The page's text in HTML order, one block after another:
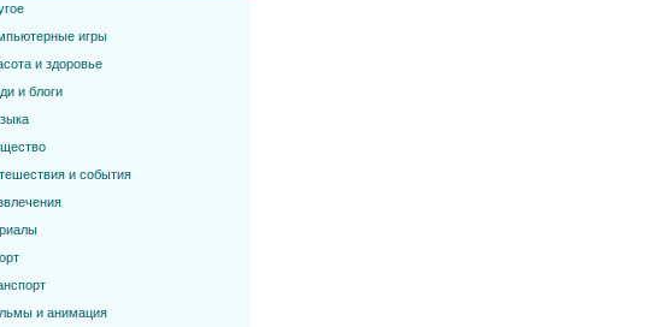
игры
и здоровье
и блоги
и события
и анимация